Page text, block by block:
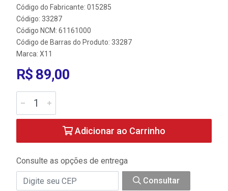
Código do Fabricante: 015285
Código: 33287
Código NCM: 61161000
Código de Barras do Produto: 33287
Marca: X11
R$ 89,00
Adicionar ao Carrinho
Consulte as opções de entrega
Consultar